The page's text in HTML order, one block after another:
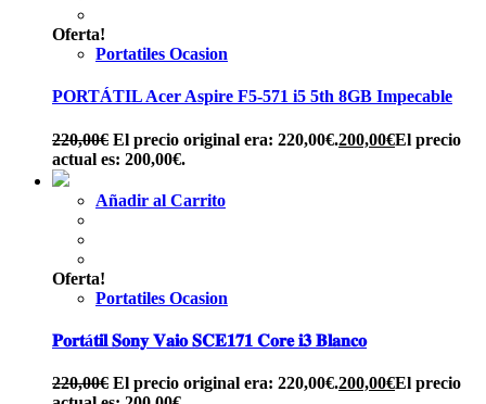
Oferta!
Portatiles Ocasion
PORTÁTIL Acer Aspire F5-571 i5 5th 8GB Impecable
220,00€ El precio original era: 220,00€.200,00€El precio
actual es: 200,00€.
Añadir al Carrito
Oferta!
Portatiles Ocasion
𝐏𝐨𝐫𝐭á𝐭𝐢𝐥 𝐒𝐨𝐧𝐲 𝐕𝐚𝐢𝐨 𝐒𝐂𝐄𝟏𝟕𝟏 𝐂𝐨𝐫𝐞 𝐢𝟑 𝐁𝐥𝐚𝐧𝐜𝐨
220,00€ El precio original era: 220,00€.200,00€El precio